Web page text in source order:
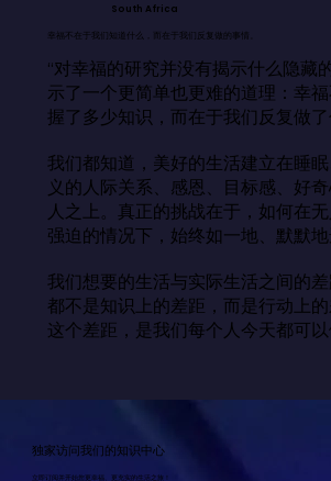
South Africa
幸福不在于我们知道什么，而在于我们反复做的事情。
“对幸福的研究并没有揭示什么隐藏
示了一个更简单也更难的道理：幸
握了多少知识，而在于我们反复做了
我们都知道，美好的生活建立在睡
义的人际关系、感恩、目标感、好
人之上。真正的挑战在于，如何在
强迫的情况下，始终如一地、默默地
我们想要的生活与实际生活之间的
都不是知识上的差距，而是行动上
这个差距，是我们每个人今天都可
独家访问我们的知识中心
立即订阅并开始您更幸福、更充实的生活之旅！